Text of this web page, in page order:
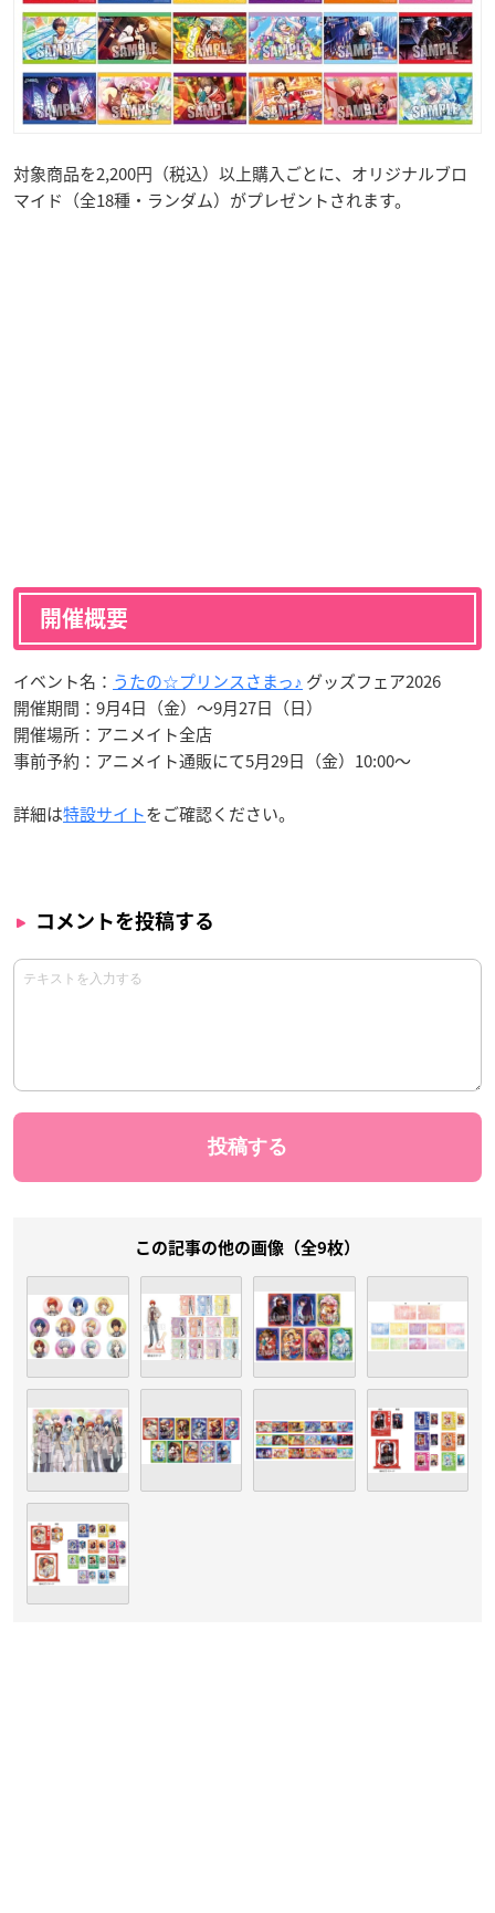
対象商品を2,200円（税込）以上購入ごとに、オリジナルブロ
マイド（全18種・ランダム）がプレゼントされます。
開催概要
イベント名： うたの☆プリンスさまっ♪ グッズフェア2026
開催期間：9月4日（金）〜9月27日（日）
開催場所：アニメイト全店
事前予約：アニメイト通販にて5月29日（金）10:00〜
詳細は特設サイトをご確認ください。
コメントを投稿する
この記事の他の画像（全9枚）